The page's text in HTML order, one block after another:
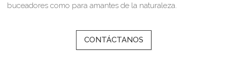
buceadores como para amantes de la naturaleza.
CONTÁCTANOS